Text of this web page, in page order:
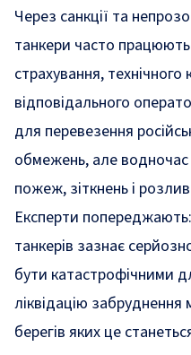
Через санкції та
танкери часто
страхування,
відповідального
для перевезення
обмежень, але
пожеж, зіткнень і
Експерти
танкерів зазнає
бути катастрофічними
ліквідацію забруднення
берегів яких це